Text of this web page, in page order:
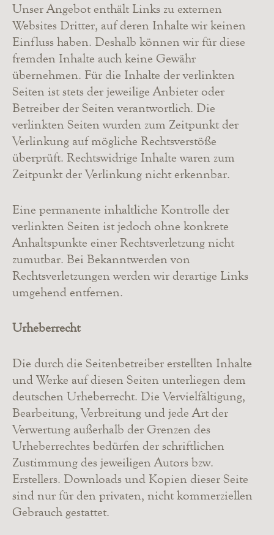
Unser Angebot enthält Links zu externen
Websites Dritter, auf deren Inhalte wir keinen
Einfluss haben. Deshalb können wir für diese
fremden Inhalte auch keine Gewähr
übernehmen. Für die Inhalte der verlinkten
Seiten ist stets der jeweilige Anbieter oder
Betreiber der Seiten verantwortlich. Die
verlinkten Seiten wurden zum Zeitpunkt der
Verlinkung auf mögliche Rechtsverstöße
überprüft. Rechtswidrige Inhalte waren zum
Zeitpunkt der Verlinkung nicht erkennbar.
Eine permanente inhaltliche Kontrolle der
verlinkten Seiten ist jedoch ohne konkrete
Anhaltspunkte einer Rechtsverletzung nicht
zumutbar. Bei Bekanntwerden von
Rechtsverletzungen werden wir derartige Links
umgehend entfernen.
Urheberrecht
Die durch die Seitenbetreiber erstellten Inhalte
und Werke auf diesen Seiten unterliegen dem
deutschen Urheberrecht. Die Vervielfältigung,
Bearbeitung, Verbreitung und jede Art der
Verwertung außerhalb der Grenzen des
Urheberrechtes bedürfen der schriftlichen
Zustimmung des jeweiligen Autors bzw.
Erstellers. Downloads und Kopien dieser Seite
sind nur für den privaten, nicht kommerziellen
Gebrauch gestattet.